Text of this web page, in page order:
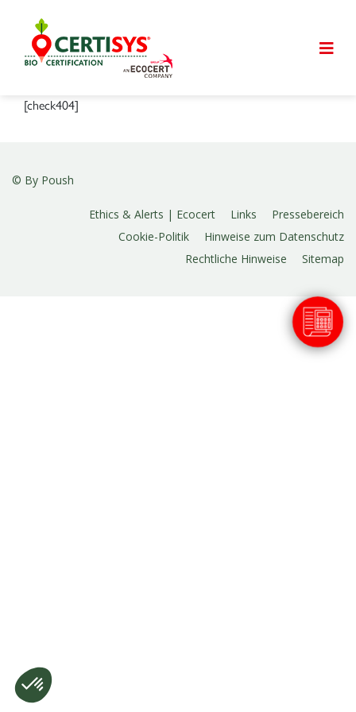
[check404]
© By Poush
Ethics & Alerts | Ecocert Links
Pressebereich
Cookie-Politik
Hinweise zum Datenschutz
Rechtliche Hinweise
Sitemap